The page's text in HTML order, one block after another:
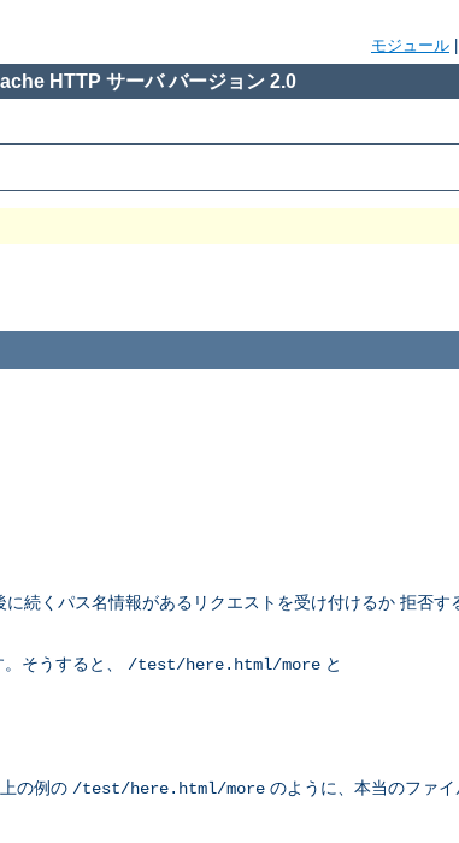
モジュール
HTTP サーバ バージョン 2.0
続くパス名情報があるリクエストを受け付けるか 拒否す
そうすると、 /test/here.html/more と
の例の /test/here.html/more のように、本当のファ